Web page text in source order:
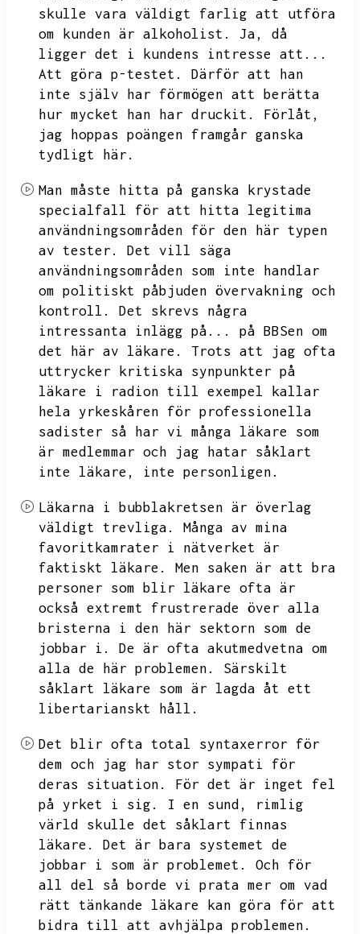
skulle vara väldigt farlig att utföra
om kunden är alkoholist.
Ja,
då
ligger det i kundens intresse att...
Att göra p-testet.
Därför att han
inte själv har förmögen att berätta
hur mycket han har druckit.
Förlåt,
jag hoppas poängen framgår ganska
tydligt här.
Man måste hitta på ganska krystade
specialfall för att hitta legitima
användningsområden för den här typen
av tester.
Det vill säga
användningsområden som inte handlar
om politiskt påbjuden övervakning och
kontroll.
Det skrevs några
intressanta inlägg på...
på BBSen om
det här av läkare.
Trots att jag ofta
uttrycker kritiska synpunkter på
läkare i radion till exempel kallar
hela yrkeskåren för professionella
sadister så har vi många läkare som
är medlemmar och jag hatar såklart
inte läkare,
inte personligen.
Läkarna i bubblakretsen är överlag
väldigt trevliga.
Många av mina
favoritkamrater i nätverket är
faktiskt läkare.
Men saken är att bra
personer som blir läkare ofta är
också extremt frustrerade över alla
bristerna i den här sektorn som de
jobbar i.
De är ofta akutmedvetna om
alla de här problemen.
Särskilt
såklart läkare som är lagda åt ett
libertarianskt håll.
Det blir ofta total syntaxerror för
dem och jag har stor sympati för
deras situation.
För det är inget fel
på yrket i sig.
I en sund,
rimlig
värld skulle det såklart finnas
läkare.
Det är bara systemet de
jobbar i som är problemet.
Och för
all del så borde vi prata mer om vad
rätt tänkande läkare kan göra för att
bidra till att avhjälpa problemen.